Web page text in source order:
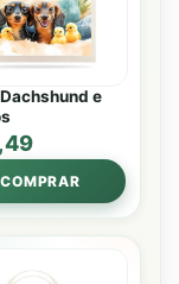
e
COMPRAR